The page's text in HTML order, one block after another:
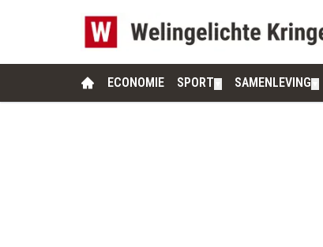
ECONOMIE SPORT SAMENLEVING